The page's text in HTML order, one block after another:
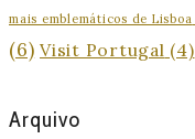
mais emblemáticos de Lisboa
(6) Visit Portugal (4)
Arquivo